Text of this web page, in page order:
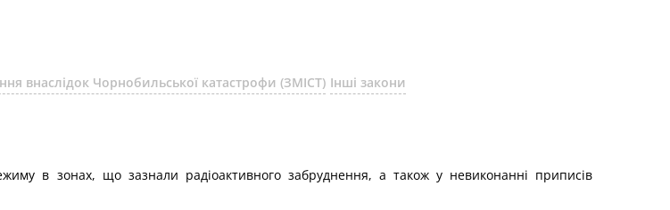
внаслідок Чорнобильської катастрофи (ЗМІСТ) Інші закони
в зонах, що зазнали радіоактивного забруднення, а також у невиконанні приписів